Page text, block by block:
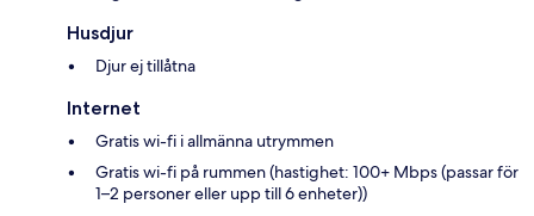
Husdjur
Djur ej tillåtna
Internet
Gratis wi-fi i allmänna utrymmen
Gratis wi-fi på rummen (hastighet: 100+ Mbps (passar för
1–2 personer eller upp till 6 enheter))